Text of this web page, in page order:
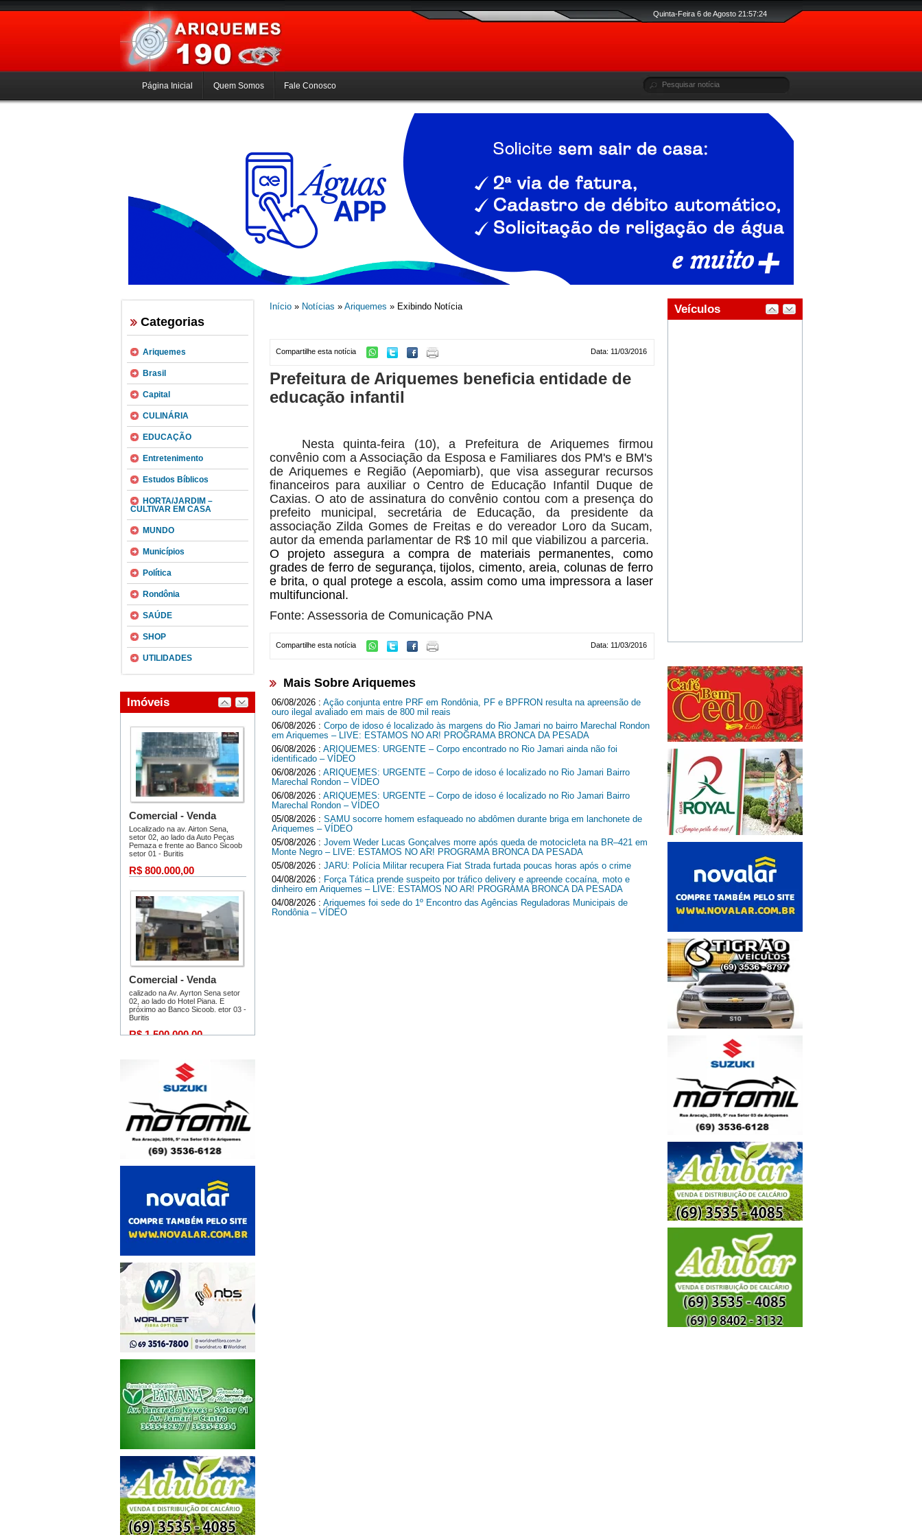
Quinta-Feira 6 de Agosto 21:57:24
Página Inicial Quem Somos Fale Conosco
Categorias
Ariquemes
Brasil
Capital
CULINÁRIA
EDUCAÇÃO
Entretenimento
Estudos Bíblicos
HORTA/JARDIM –
CULTIVAR EM CASA
MUNDO
Municípios
Política
Rondônia
SAÚDE
SHOP
UTILIDADES
Início» Notícias » Ariquemes » Exibindo Notícia
Data: 11/03/2016
Compartilhe esta notícia
Prefeitura de Ariquemes beneficia entidade de
educação infantil
Nesta quinta-feira (10), a Prefeitura de Ariquemes firmou
convênio com a Associação da Esposa e Familiares dos PM's e BM's
de Ariquemes e Região (Aepomiarb), que visa assegurar recursos
financeiros para auxiliar o Centro de Educação Infantil Duque de
Caxias. O ato de assinatura do convênio contou com a presença do
prefeito municipal, secretária de Educação, da presidente da
associação Zilda Gomes de Freitas e do vereador Loro da Sucam,
autor da emenda parlamentar de R$ 10 mil que viabilizou a parceria.
O projeto assegura a compra de materiais permanentes, como
grades de ferro de segurança, tijolos, cimento, areia, colunas de ferro
e brita, o qual protege a escola, assim como uma impressora a laser
multifuncional.
Fonte: Assessoria de Comunicação PNA
Data: 11/03/2016
Compartilhe esta notícia
Mais Sobre Ariquemes
06/08/2026 : Ação conjunta entre PRF em Rondônia, PF e BPFRON resulta na apreensão de
ouro ilegal avaliado em mais de 800 mil reais
06/08/2026 : Corpo de idoso é localizado às margens do Rio Jamari no bairro Marechal Rondon
em Ariquemes – LIVE: ESTAMOS NO AR! PROGRAMA BRONCA DA PESADA
06/08/2026 : ARIQUEMES: URGENTE – Corpo encontrado no Rio Jamari ainda não foi
identificado – VÍDEO
06/08/2026 : ARIQUEMES: URGENTE – Corpo de idoso é localizado no Rio Jamari Bairro
Marechal Rondon – VÍDEO
06/08/2026 : ARIQUEMES: URGENTE – Corpo de idoso é localizado no Rio Jamari Bairro
Marechal Rondon – VÍDEO
05/08/2026 : SAMU socorre homem esfaqueado no abdômen durante briga em lanchonete de
Ariquemes – VÍDEO
05/08/2026 : Jovem Weder Lucas Gonçalves morre após queda de motocicleta na BR–421 em
Monte Negro – LIVE: ESTAMOS NO AR! PROGRAMA BRONCA DA PESADA
05/08/2026 : JARU: Polícia Militar recupera Fiat Strada furtada poucas horas após o crime
04/08/2026 : Força Tática prende suspeito por tráfico delivery e apreende cocaína, moto e
dinheiro em Ariquemes – LIVE: ESTAMOS NO AR! PROGRAMA BRONCA DA PESADA
04/08/2026 : Ariquemes foi sede do 1º Encontro das Agências Reguladoras Municipais de
Rondônia – VÍDEO